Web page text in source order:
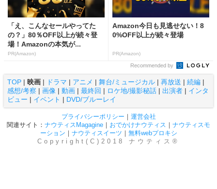
「え、こんなセールやってた
の？」80％OFF以上が続々登
場！Amazonの本気が...
PR(Amazon)
Amazon今日も見逃せない！8
0%OFF以上が続々登場
PR(Amazon)
Recommended by
TOP | 映画 | ドラマ | アニメ | 舞台/ミュージカル | 再放送 | 続編 |
感想/考察 | 画像 | 動画 | 最終回 | ロケ地/撮影秘話 | 出演者 | インタ
ビュー | イベント | DVD/ブルーレイ
プライバシーポリシー ｜ 運営会社
関連サイト： ナウティスMagagine ｜ おでかけナウティス ｜ ナウティスモ
ーション ｜ ナウティスイーツ ｜ 無料webプロキシ
Copyright(C)2018 ナウティス®